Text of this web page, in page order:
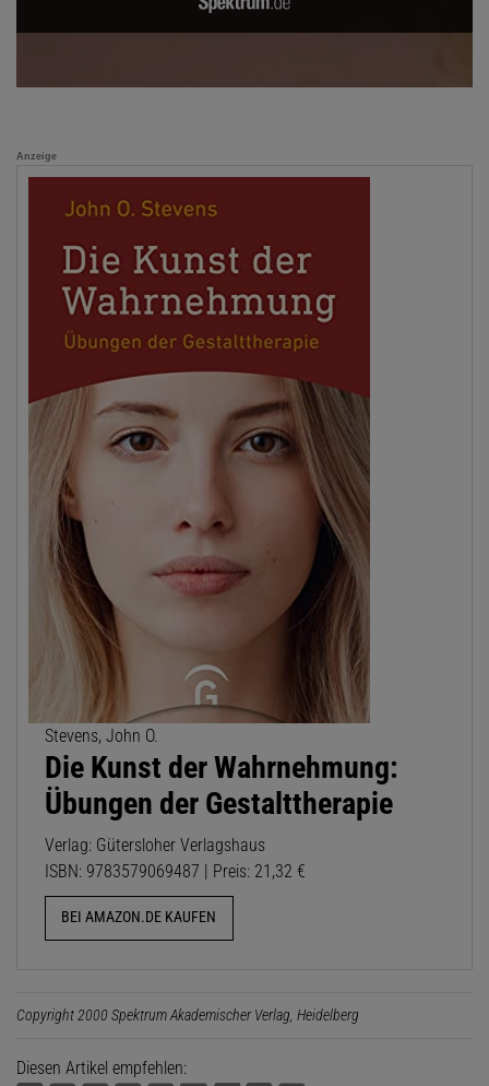
Anzeige
Stevens, John O.
Die Kunst der Wahrnehmung:
Übungen der Gestalttherapie
Verlag: Gütersloher Verlagshaus
ISBN: 9783579069487 | Preis: 21,32 €
BEI AMAZON.DE KAUFEN
Copyright 2000 Spektrum Akademischer Verlag, Heidelberg
Diesen Artikel empfehlen: